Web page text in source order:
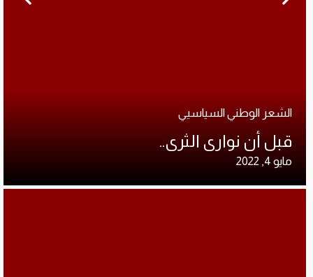
الشعر الوطني السياسيي
قبل أن نوارى الثرى..
مايو 4, 2022